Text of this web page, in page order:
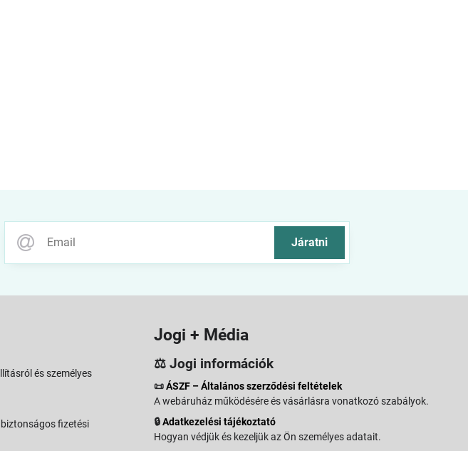
Járatni
és személyes
fizetési
Jogi + Média
⚖️ Jogi információk
📜ÁSZF – Általános szerződési feltételek
A webáruház működésére és vásárlásra vonatkozó szabályok.
🔒Adatkezelési tájékoztató
Hogyan védjük és kezeljük az Ön személyes adatait.